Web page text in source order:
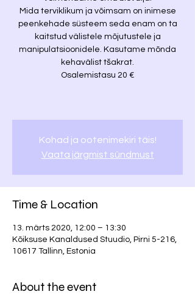
Mida terviklikum ja võimsam on inimese
peenkehade süsteem seda enam on ta
kaitstud välistele mõjutustele ja
manipulatsioonidele. Kasutame mõnda
kehavälist tšakrat.
Osalemistasu 20 €
Kohad ja ootenimekiri täis!
Vaata järgmist sündmust
Time & Location
13. märts 2020, 12:00 – 13:30
Kõiksuse Kanaldused Stuudio, Pirni 5-216,
10617 Tallinn, Estonia
About the event